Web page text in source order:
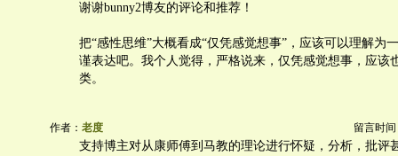
谢谢bunny2博友的评论和推荐！
把“感性思维”大概看成“仅凭感觉想事”，应该可以理解为
谨表达吧。我个人觉得，严格说来，仅凭感觉想事，应该
类。
作者： 老度 留言时间
支持博主对从康师傅到马教的理论进行怀疑，分析，批评